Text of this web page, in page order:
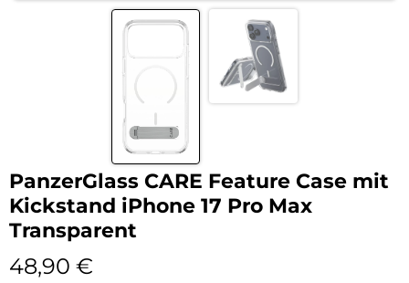
PanzerGlass CARE Feature Case mit
Kickstand iPhone 17 Pro Max
Transparent
48,90 €